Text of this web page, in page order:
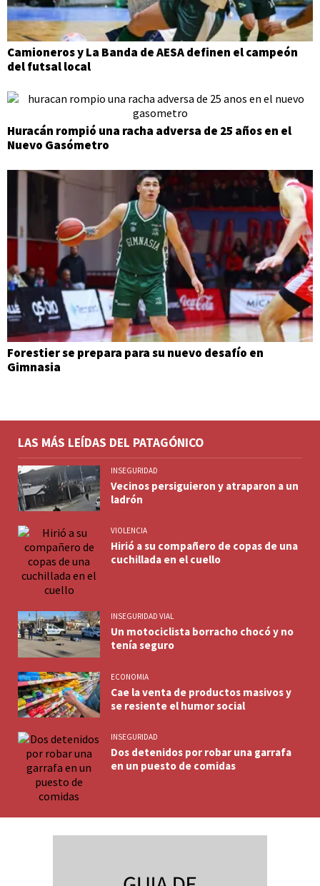
Camioneros y La Banda de AESA definen el campeón
del futsal local
Huracán rompió una racha adversa de 25 años en el
Nuevo Gasómetro
Forestier se prepara para su nuevo desafío en
Gimnasia
LAS MÁS LEÍDAS DEL PATAGÓNICO
INSEGURIDAD
Vecinos persiguieron y atraparon a un
ladrón
VIOLENCIA
Hirió a su compañero de copas de una
cuchillada en el cuello
INSEGURIDAD VIAL
Un motociclista borracho chocó y no
tenía seguro
ECONOMIA
Cae la venta de productos masivos y
se resiente el humor social
INSEGURIDAD
Dos detenidos por robar una garrafa
en un puesto de comidas